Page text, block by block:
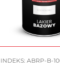
INDEKS: ABRP-B-